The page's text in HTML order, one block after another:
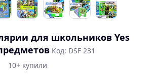
для школьников Yes
Код: DSF 231
10+ купили